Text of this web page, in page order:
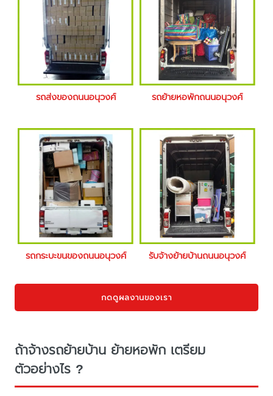
รถส่งของถนนอนุวงศ์ รถย้ายหอพักถนนอนุวงศ์
รถกระบะขนของถนนอนุวงศ์ รับจ้างย้ายบ้านถนนอนุวงศ์
กดดูผลงานของเรา
ถ้าจ้างรถย้ายบ้าน ย้ายหอพัก เตรียม
ตัวอย่างไร ?